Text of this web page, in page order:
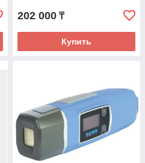
202 000 ₸
Купить